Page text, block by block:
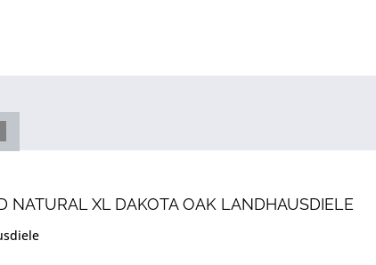
NATURAL XL DAKOTA OAK LANDHAUSDIELE